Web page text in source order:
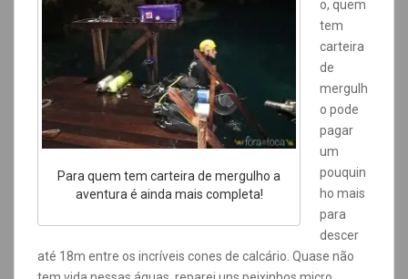
Para quem tem carteira de mergulho a
aventura é ainda mais completa!
o, quem
tem
carteira
de
mergulh
o pode
pagar
um
pouquin
ho mais
para
descer
até 18m entre os incríveis cones de calcário. Quase não